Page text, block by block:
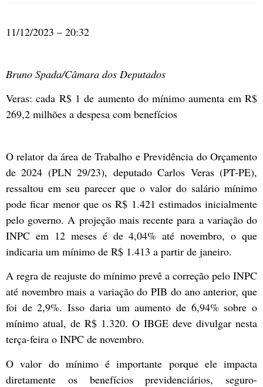
11/12/2023 – 20:32
Bruno Spada/Câmara dos Deputados
Veras: cada R$ 1 de aumento do mínimo aumenta em R$
269,2 milhões a despesa com benefícios
O relator da área de Trabalho e Previdência do Orçamento
de 2024 (PLN 29/23), deputado Carlos Veras (PT-PE),
ressaltou em seu parecer que o valor do salário mínimo
pode ficar menor que os R$ 1.421 estimados inicialmente
pelo governo. A projeção mais recente para a variação do
INPC em 12 meses é de 4,04% até novembro, o que
indicaria um mínimo de R$ 1.413 a partir de janeiro.
A regra de reajuste do mínimo prevê a correção pelo INPC
até novembro mais a variação doPIB do ano anterior, que
foi de 2,9%. Isso daria um aumento de 6,94% sobre o
mínimo atual, de R$ 1.320. O IBGE deve divulgar nesta
terça-feira o INPC de novembro.
O valor do mínimo é importante porque ele impacta
diretamente os benefícios previdenciários, seguro-